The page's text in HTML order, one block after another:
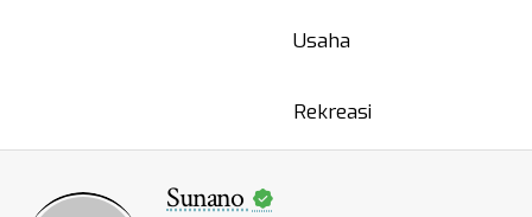
Usaha
Rekreasi
Sunano